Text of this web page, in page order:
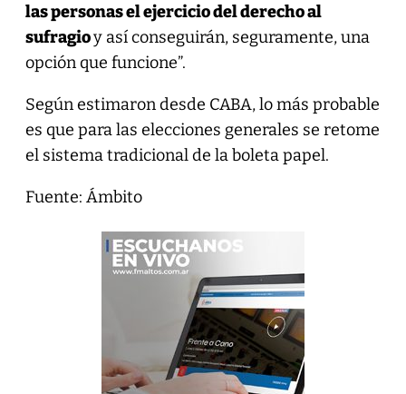
las personas el ejercicio del derecho al
sufragioy así conseguirán, seguramente, una
opción que funcione”.
Según estimaron desde CABA, lo más probable
es que para las elecciones generales se retome
el sistema tradicional de la boleta papel.
Fuente: Ámbito